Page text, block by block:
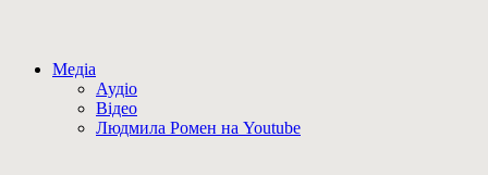
Медіа
Аудіо
Відео
Людмила Ромен на Youtube